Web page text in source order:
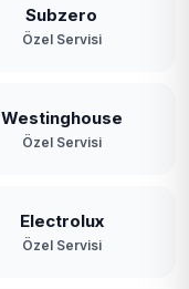
Subzero
Özel Servisi
Westinghouse
Özel Servisi
Electrolux
Özel Servisi